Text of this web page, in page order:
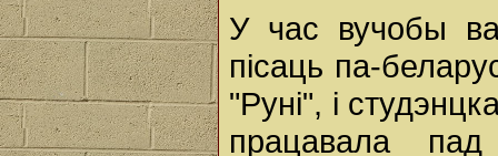
У час вучобы ва
пісаць па-
"Руні", і
працавала пад